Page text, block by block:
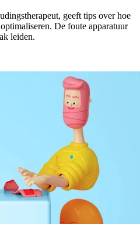
geeft tips over hoe
De foute apparatuur
leiden.